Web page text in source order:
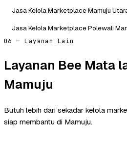
Jasa Kelola Marketplace Mamuju
Jasa Kelola Marketplace Polewali
06 — Layanan Lain
Layanan Bee Mata
Mamuju
Butuh lebih dari sekadar kelola
siap membantu di Mamuju.